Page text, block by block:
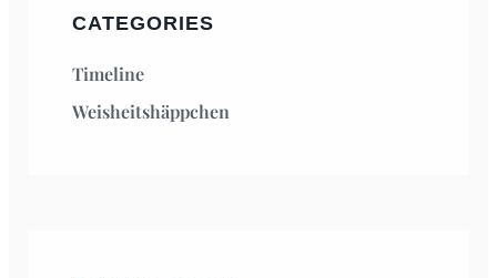
CATEGORIES
Timeline
Weisheitshäppchen